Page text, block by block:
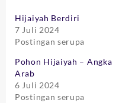
Hijaiyah Berdiri
7 Juli 2024
Postingan serupa
Pohon Hijaiyah – Angka
Arab
6 Juli 2024
Postingan serupa